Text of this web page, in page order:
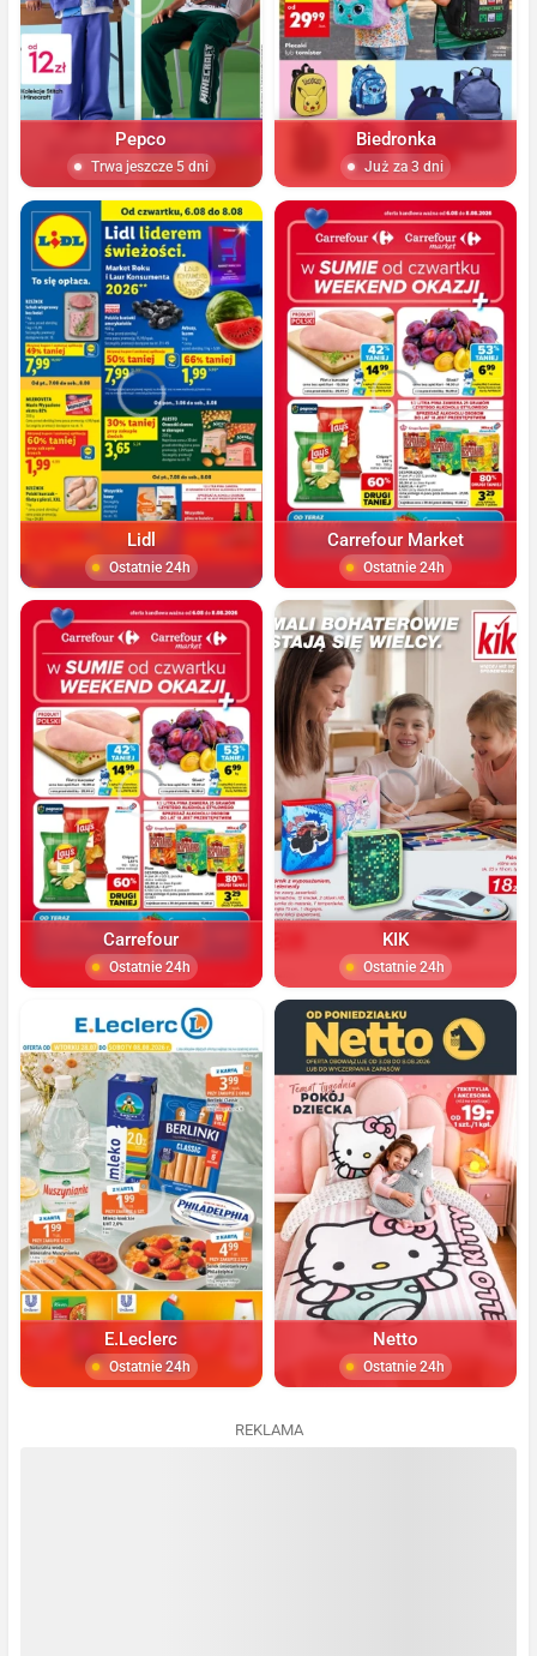
Pepco
Trwa jeszcze 5 dni
Biedronka
Już za 3 dni
Lidl
Ostatnie 24h
Carrefour Market
Ostatnie 24h
Carrefour
Ostatnie 24h
KIK
Ostatnie 24h
E.Leclerc
Ostatnie 24h
Netto
Ostatnie 24h
REKLAMA